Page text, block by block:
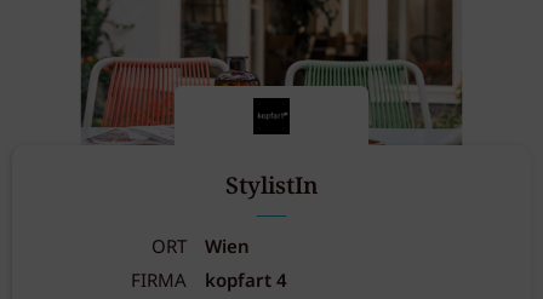
StylistIn
ORT
Wien
FIRMA
kopfart 4